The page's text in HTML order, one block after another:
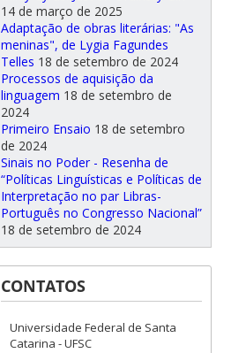
14 de março de 2025
Adaptação de obras literárias: "As
meninas", de Lygia Fagundes
Telles 18 de setembro de 2024
Processos de aquisição da
linguagem 18 de setembro de
2024
Primeiro Ensaio 18 de setembro
de 2024
Sinais no Poder - Resenha de
“Políticas Linguísticas e Políticas de
Interpretação no par Libras-
Português no Congresso Nacional”
18 de setembro de 2024
CONTATOS
Universidade Federal de Santa
Catarina - UFSC